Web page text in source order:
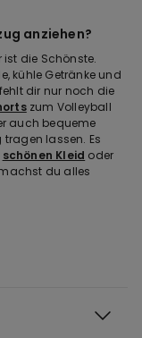
anziehen?
ist die Schönste.
kühle Getränke und
dir nur noch die
zum Volleyball
auch bequeme
lassen. Es
schönen Kleid oder
du alles